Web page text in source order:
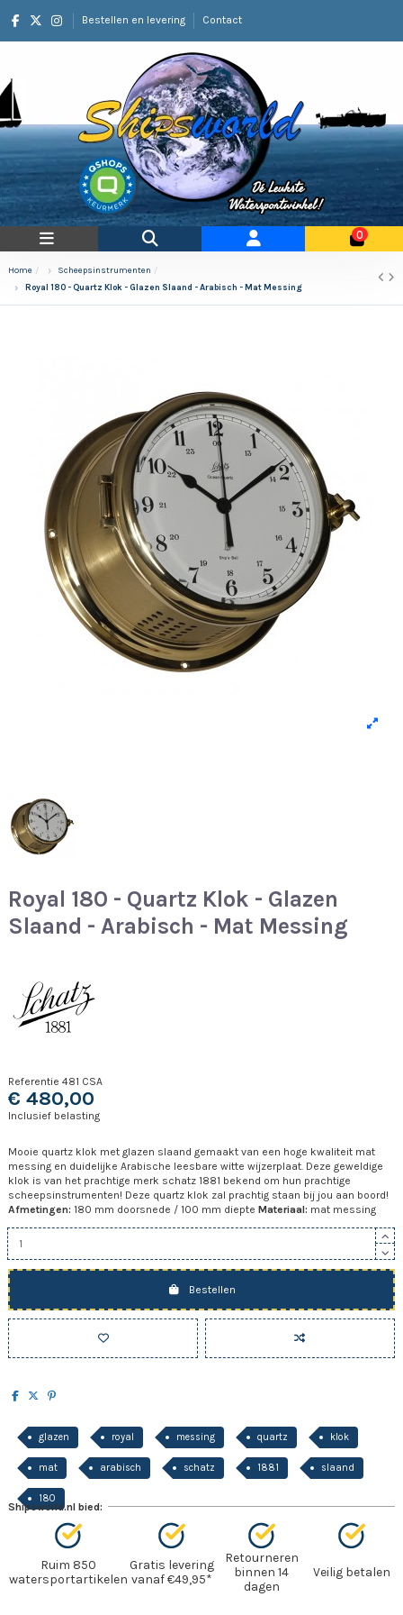
Bestellen en levering Contact
0
Home
Scheepsinstrumenten
Royal 180 - Quartz Klok - Glazen Slaand - Arabisch - Mat Messing
Royal 180 - Quartz Klok - Glazen
Slaand - Arabisch - Mat Messing
Referentie 481 CSA
€ 480,00
Inclusief belasting
Mooie quartz klok met glazen slaand gemaakt van een hoge kwaliteit mat
messing en duidelijke Arabische leesbare witte wijzerplaat. Deze geweldige
klok is van het prachtige merk schatz 1881 bekend om hun prachtige
scheepsinstrumenten! Deze quartz klok zal prachtig staan bij jou aan boord!
Afmetingen: 180 mm doorsnede / 100 mm diepte Materiaal: mat messing
Bestellen
glazen royal messing quartz klok
mat arabisch schatz 1881 slaand
180
Shipsworld.nl bied:
Ruim 850
watersportartikelen
Gratis levering
vanaf €49,95*
Retourneren
binnen 14
dagen
Veilig betalen